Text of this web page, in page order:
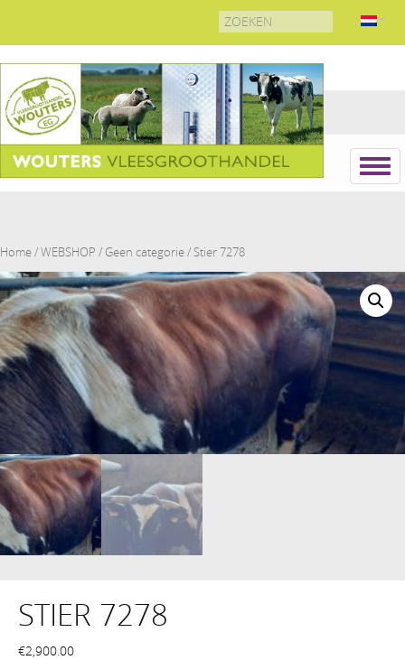
Search
for:
Home/WEBSHOP / Geen categorie/ Stier 7278
STIER 7278
€2,900.00